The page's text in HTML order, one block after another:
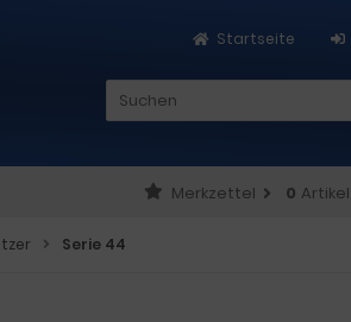
Startseite
Merkzettel 0 Artikel
Serie 44